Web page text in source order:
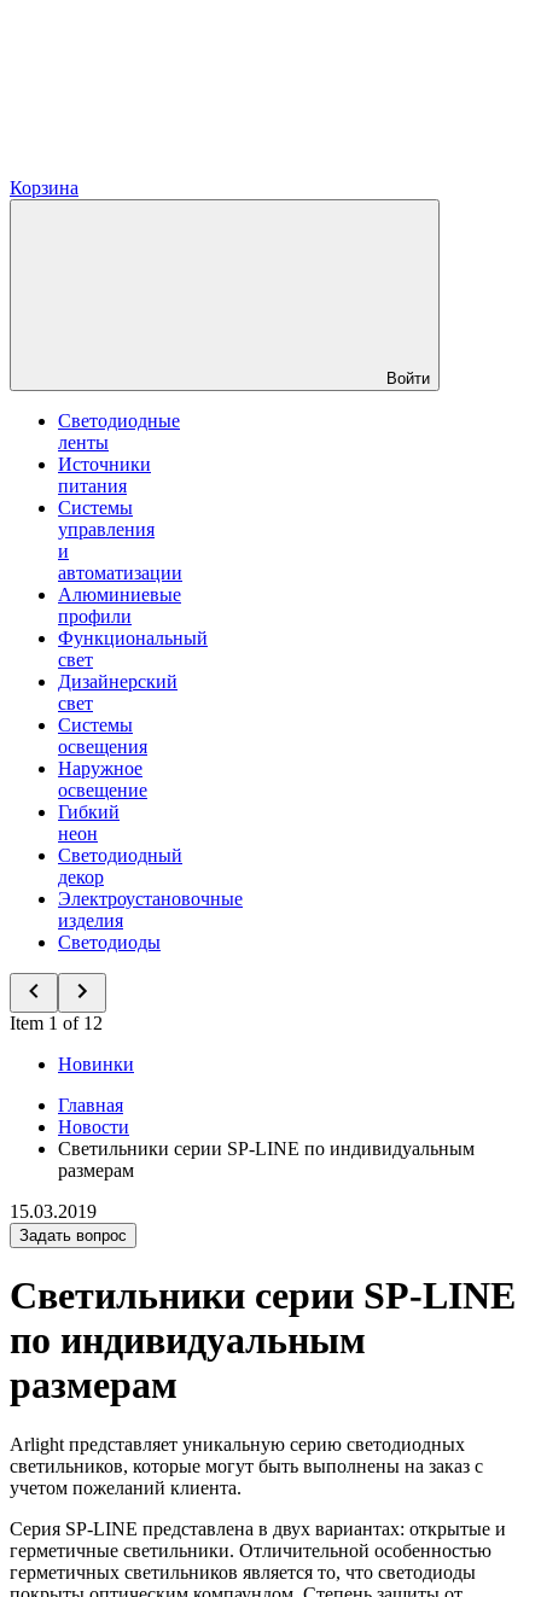
Корзина
Войти
Светодиодные
ленты
Источники
питания
Системы
управления
и
автоматизации
Алюминиевые
профили
Функциональный
свет
Дизайнерский
свет
Системы
освещения
Наружное
освещение
Гибкий
неон
Светодиодный
декор
Электроустановочные
изделия
Светодиоды
Item 1 of 12
Новинки
Главная
Новости
Светильники серии SP-LINE по индивидуальным
размерам
15.03.2019
Задать вопрос
Светильники серии SP-LINE
по индивидуальным
размерам
Arlight представляет уникальную серию светодиодных
светильников, которые могут быть выполнены на заказ с
учетом пожеланий клиента.
Серия SP-LINE представлена в двух вариантах: открытые и
герметичные светильники. Отличительной особенностью
герметичных светильников является то, что светодиоды